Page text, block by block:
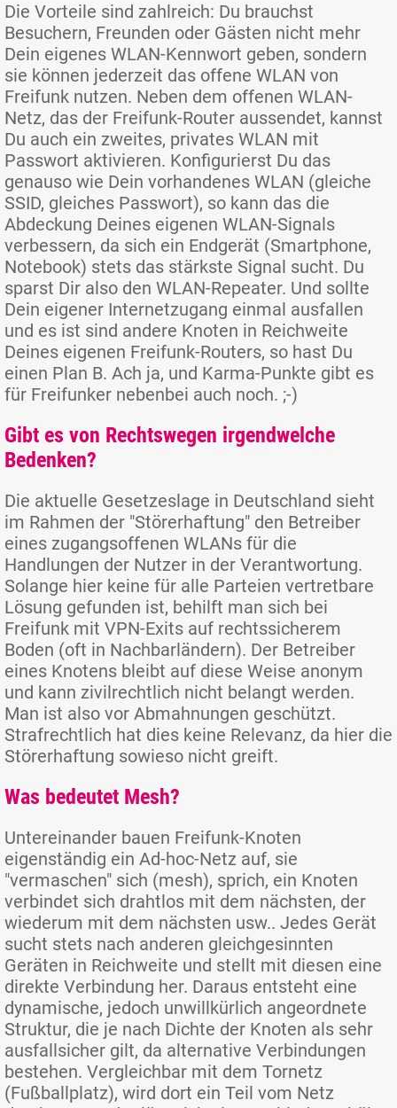
Die Vorteile sind zahlreich: Du brauchst
Besuchern, Freunden oder Gästen nicht mehr
Dein eigenes WLAN-Kennwort geben, sondern
sie können jederzeit das offene WLAN von
Freifunk nutzen. Neben dem offenen WLAN-
Netz, das der Freifunk-Router aussendet, kannst
Du auch ein zweites, privates WLAN mit
Passwort aktivieren. Konfigurierst Du das
genauso wie Dein vorhandenes WLAN (gleiche
SSID, gleiches Passwort), so kann das die
Abdeckung Deines eigenen WLAN-Signals
verbessern, da sich ein Endgerät (Smartphone,
Notebook) stets das stärkste Signal sucht. Du
sparst Dir also den WLAN-Repeater. Und sollte
Dein eigener Internetzugang einmal ausfallen
und es ist sind andere Knoten in Reichweite
Deines eigenen Freifunk-Routers, so hast Du
einen Plan B. Ach ja, und Karma-Punkte gibt es
für Freifunker nebenbei auch noch. ;-)
Gibt es von Rechtswegen irgendwelche
Bedenken?
Die aktuelle Gesetzeslage in Deutschland sieht
im Rahmen der "Störerhaftung" den Betreiber
eines zugangsoffenen WLANs für die
Handlungen der Nutzer in der Verantwortung.
Solange hier keine für alle Parteien vertretbare
Lösung gefunden ist, behilft man sich bei
Freifunk mit VPN-Exits auf rechtssicherem
Boden (oft in Nachbarländern). Der Betreiber
eines Knotens bleibt auf diese Weise anonym
und kann zivilrechtlich nicht belangt werden.
Man ist also vor Abmahnungen geschützt.
Strafrechtlich hat dies keine Relevanz, da hier die
Störerhaftung sowieso nicht greift.
Was bedeutet Mesh?
Untereinander bauen Freifunk-Knoten
eigenständig ein Ad-hoc-Netz auf, sie
"vermaschen" sich (mesh), sprich, ein Knoten
verbindet sich drahtlos mit dem nächsten, der
wiederum mit dem nächsten usw.. Jedes Gerät
sucht stets nach anderen gleichgesinnten
Geräten in Reichweite und stellt mit diesen eine
direkte Verbindung her. Daraus entsteht eine
dynamische, jedoch unwillkürlich angeordnete
Struktur, die je nach Dichte der Knoten als sehr
ausfallsicher gilt, da alternative Verbindungen
bestehen. Vergleichbar mit dem Tornetz
(Fußballplatz), wird dort ein Teil vom Netz